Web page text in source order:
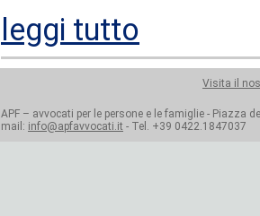
leggi tutto
Visita il
APF – avvocati per le persone e le famiglie - Piazza
mail: info@apfavvocati.it - Tel. +39 0422.1847037